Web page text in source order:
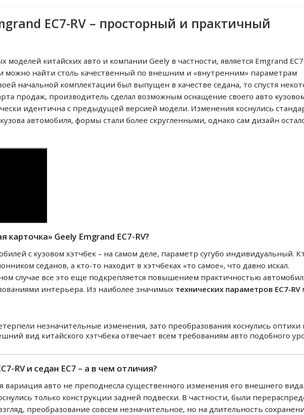
EC7-RV – просторный и практичный
китайских авто и компании Geely в частности, является Emgrand
можно найти столь качественный по внешним и «внутренним» параметрам
начальной комплектации был выпущен в качестве седана, то спустя
продаж, производитель сделал возможным оснащение своего авто
идентична с предыдущей версией модели. Изменения коснулись
автомобиля, формы стали более скругленными, однако сам дизайн
Geely Emgrand EC7-RV?
с кузовом хэтчбек – на самом деле, параметр сугубо индивидуальный.
седанов, а кто-то находит в хэтчбеках «то самое», что давно искал.
случае все это еще подкрепляется повышением практичностью
интерьера. Из наиболее значимых технических параметров EC7-RV
незначительные изменения, зато преобразования коснулись оптики
вид китайского хэтчбека отвечает всем требованиям авто подобного
RV и седан EC7 – а в чем отличия?
вариация авто не преподнесла существенного изменения его внешнего вида.
только конструкции задней подвески. В частности, были
преобразование совсем незначительное, но на длительность